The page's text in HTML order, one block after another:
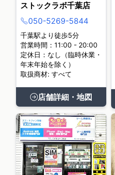
ストックラボ千葉店
050-5269-5844
千葉駅より徒歩5分
営業時間：11:00 - 20:00
定休日：なし（臨時休業・
年末年始を除く）
取扱商材: すべて
店舗詳細・地図